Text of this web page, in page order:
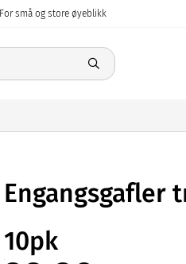
For små og store øyeblikk
Engangsgafler
10pk